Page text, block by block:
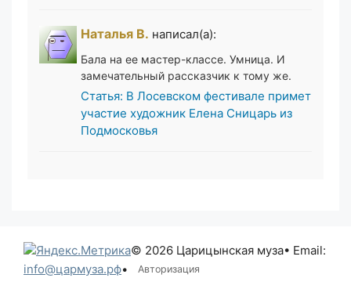
Наталья В. написал(а):
Бала на ее мастер-классе. Умница. И
замечательный рассказчик к тому же.
Статья: В Лосевском фестивале примет
участие художник Елена Сницарь из
Подмосковья
© 2026 Царицынская муза• Email:
info@цармуза.рф• Авторизация